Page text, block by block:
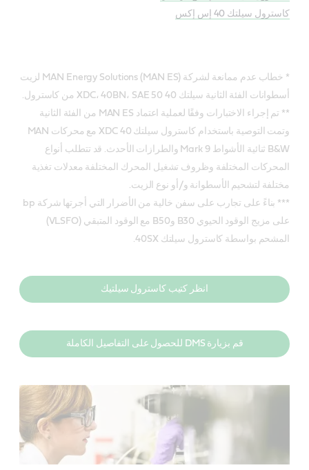
كاسترول سيلتك 40 إس إكس
* خطاب عدم ممانعة لشركة MAN Energy Solutions (MAN ES) لزيت
أسطوانات الفئة الثانية سيلتك 40 XDC، 40BN، SAE 50 من كاسترول.
** تم إجراء الاختبارات وفقًا لعملية اعتماد MAN ES من الفئة الثانية
وتمت التوصية باستخدام كاسترول سيلتك 40 XDC مع محركات MAN
B&W ثنائية الأشواط Mark 9 والطرازات الأحدث. قد تتطلب أنواع
المحركات المختلفة وظروف تشغيل المحرك المختلفة معدلات تغذية
مختلفة لتشحيم الأسطوانة و/أو نوع الزيت.
*** بناءً على تجارب على سفن خالية من الأضرار التي أجرتها شركة bp
على مزيج الوقود الحيوي B30 وB50 مع الوقود المتبقي (VLSFO)
المشحم بواسطة كاسترول سيلتك 40SX.
انظر كتيب كاسترول سيلتيك
قم بزيارة DMS للحصول على التفاصيل الكاملة